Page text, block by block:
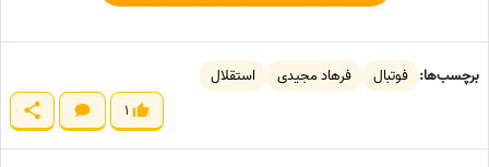
برچسب‌ها: فوتبال فرهاد مجیدی
استقلال
1